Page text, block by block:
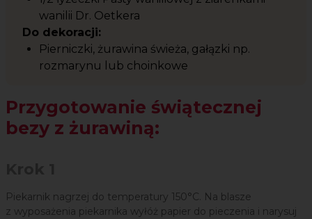
wanilii Dr. Oetkera
Do dekoracji:
Pierniczki, żurawina świeża, gałązki np.
rozmarynu lub choinkowe
Przygotowanie świątecznej
bezy z żurawiną:
Piekarnik nagrzej do temperatury 150°C. Na blasze
z wyposażenia piekarnika wyłóż papier do pieczenia i narysuj